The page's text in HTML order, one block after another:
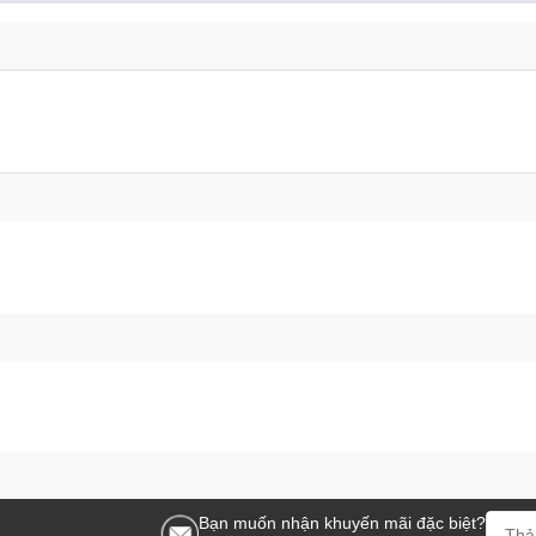
Bạn muốn nhận khuyến mãi đặc biệt?